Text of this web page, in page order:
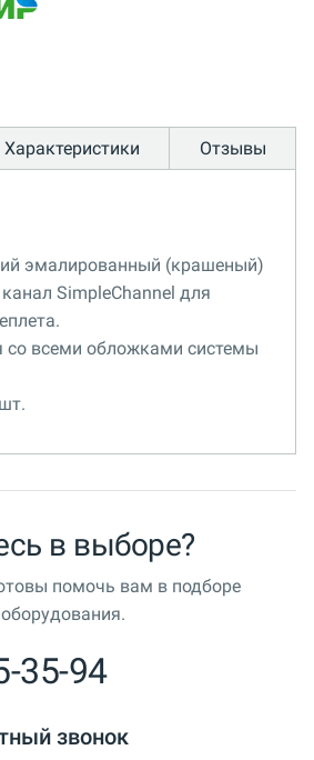
Характеристики Отзывы
эмалированный (крашеный)
SimpleChannel для
со всеми обложками системы
в выборе?
помочь вам в подборе
35-94
звонок